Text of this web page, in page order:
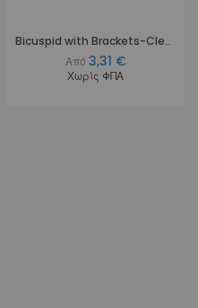
Bicuspid with Brackets-Cleat
Από 3,31 €
Χωρίς ΦΠΑ